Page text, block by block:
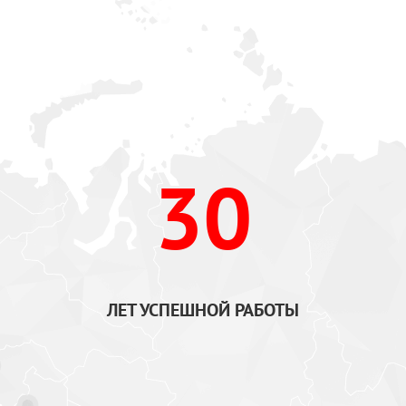
30
ЛЕТ УСПЕШНОЙ РАБОТЫ